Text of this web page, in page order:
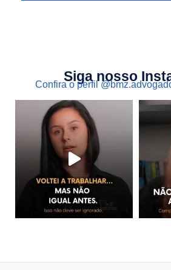
Siga nosso
Confira o perfil